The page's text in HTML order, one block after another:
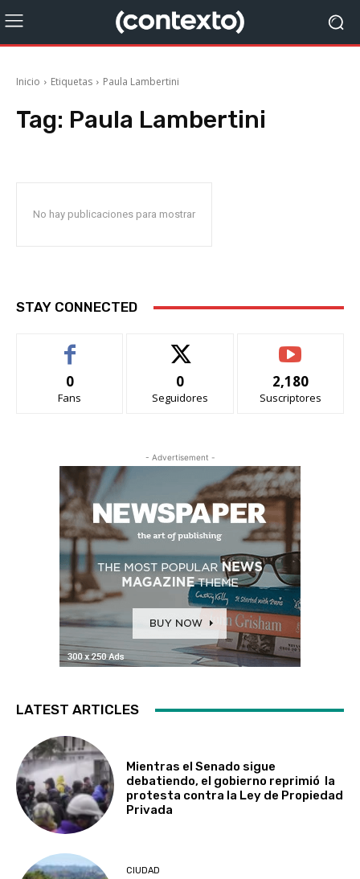
Inicio Etiquetas Paula Lambertini
Tag: Paula Lambertini
No hay publicaciones para mostrar
STAY CONNECTED
0
Fans
0
Seguidores
2,180
Suscriptores
- Advertisement -
LATEST ARTICLES
Mientras el Senado sigue
debatiendo, el gobierno reprimió la
protesta contra la Ley de Propiedad
Privada
CIUDAD